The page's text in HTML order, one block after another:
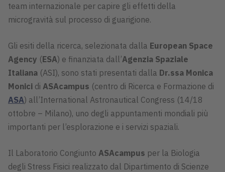
team internazionale per capire gli effetti della
microgravità sul processo di guarigione.
Gli esiti della ricerca, selezionata dalla European Space
Agency (ESA) e finanziata dall’Agenzia Spaziale
Italiana (ASI), sono stati presentati dalla Dr.ssa Monica
Monici di ASAcampus (centro di Ricerca e Formazione di
ASA) all’International Astronautical Congress (14/18
ottobre – Milano), uno degli appuntamenti mondiali più
importanti per l’esplorazione e i servizi spaziali.
Il Laboratorio Congiunto ASAcampus per la Biologia
degli Stress Fisici realizzato dal Dipartimento di Scienze